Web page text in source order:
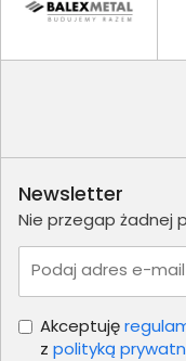
Newsletter
Nie przegap żadnej
Podaj adres e-mail
Akceptuję
z polityką